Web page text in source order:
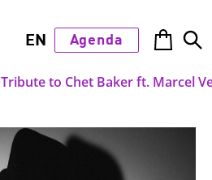
EN Agenda
Tribute to Chet Baker ft. Marcel